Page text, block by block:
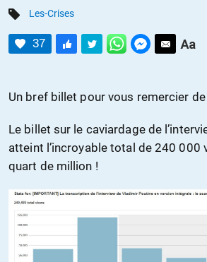
DOSSIERS
CATÉGORIES
MOTS CLÉS
DON
Les-Crises
37
Un bref billet pour vous remercier
Le billet sur le caviardage de
atteint l’incroyable total de 240 000
quart de million !